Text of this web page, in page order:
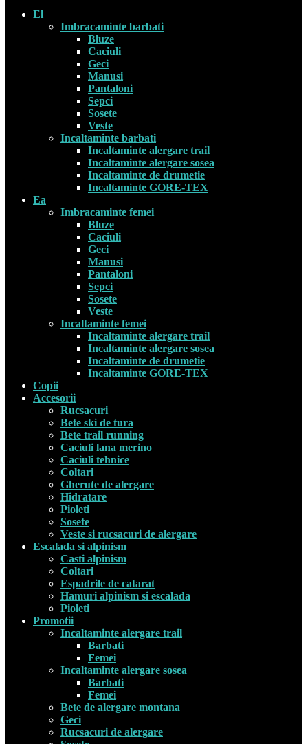
El
Imbracaminte barbati
Bluze
Caciuli
Geci
Manusi
Pantaloni
Sepci
Sosete
Veste
Incaltaminte barbati
Incaltaminte alergare trail
Incaltaminte alergare sosea
Incaltaminte de drumetie
Incaltaminte GORE-TEX
Ea
Imbracaminte femei
Bluze
Caciuli
Geci
Manusi
Pantaloni
Sepci
Sosete
Veste
Incaltaminte femei
Incaltaminte alergare trail
Incaltaminte alergare sosea
Incaltaminte de drumetie
Incaltaminte GORE-TEX
Copii
Accesorii
Rucsacuri
Bete ski de tura
Bete trail running
Caciuli lana merino
Caciuli tehnice
Coltari
Gherute de alergare
Hidratare
Pioleti
Sosete
Veste si rucsacuri de alergare
Escalada si alpinism
Casti alpinism
Coltari
Espadrile de catarat
Hamuri alpinism si escalada
Pioleti
Promotii
Incaltaminte alergare trail
Barbati
Femei
Incaltaminte alergare sosea
Barbati
Femei
Bete de alergare montana
Geci
Rucsacuri de alergare